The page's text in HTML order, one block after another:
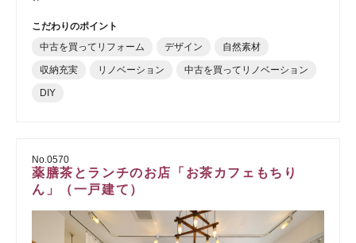
こだわりのポイント
中古を買ってリフォーム
デザイン 自然素材
収納充実 リノベーション 中古を買ってリノベーション
DIY
No.0570
薬膳茶とランチのお店「お茶カフェもちり
ん」（一戸建て）